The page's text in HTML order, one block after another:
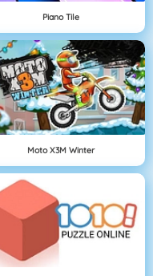
Piano Tile
Moto X3M Winter